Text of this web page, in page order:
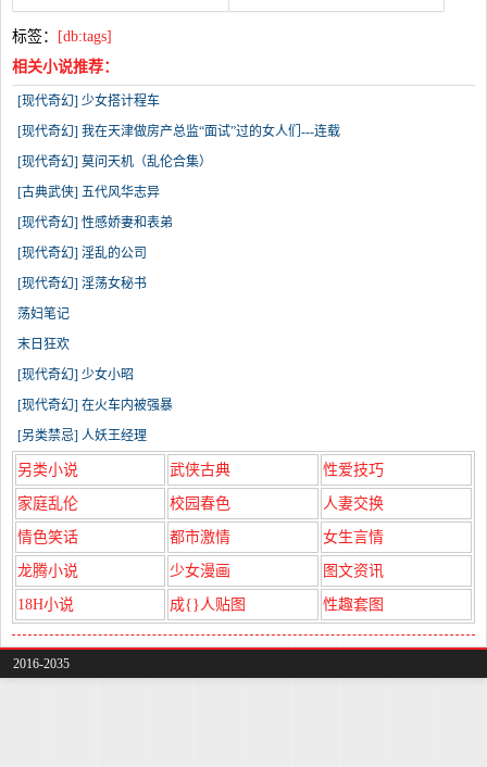
标签：
[db:tags]
相关小说推荐：
[现代奇幻] 少女搭计程车
[现代奇幻] 我在天津做房产总监“面试”过的女人们---连载
[现代奇幻] 莫问天机（乱伦合集）
[古典武侠] 五代风华志异
[现代奇幻] 性感娇妻和表弟
[现代奇幻] 淫乱的公司
[现代奇幻] 淫荡女秘书
荡妇笔记
末日狂欢
[现代奇幻] 少女小昭
[现代奇幻] 在火车内被强暴
[另类禁忌] 人妖王经理
另类小说 武侠古典 性爱技巧
家庭乱伦 校园春色 人妻交换
情色笑话 都市激情 女生言情
龙腾小说 少女漫画 图文资讯
18H小说 成{}人贴图 性趣套图
2016-2035